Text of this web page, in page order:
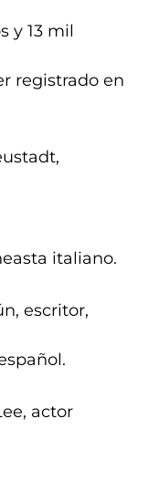
y 13 mil
registrado en
italiano.
escritor,
actor